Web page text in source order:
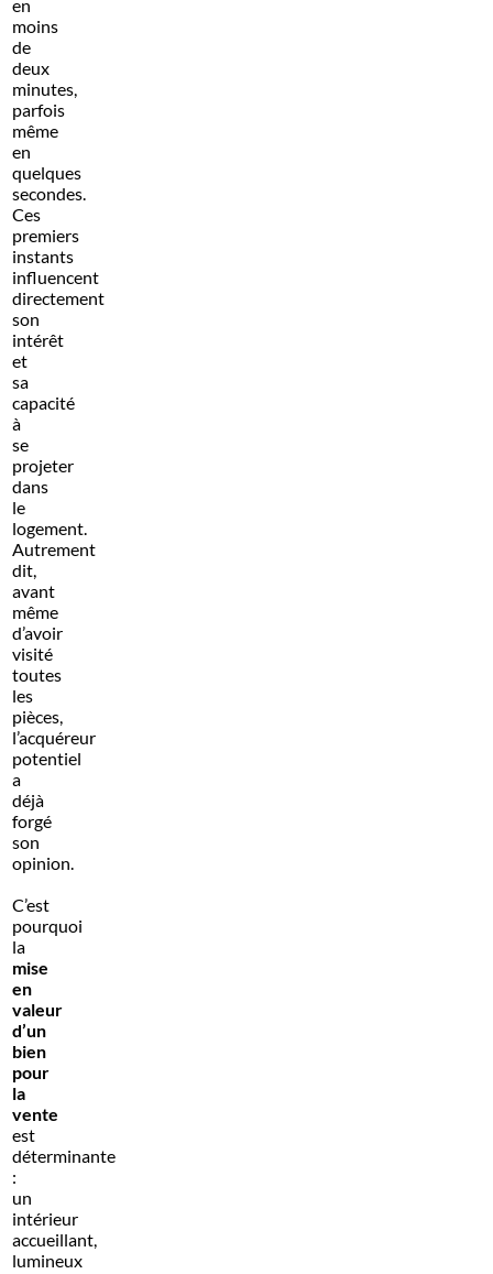
en
moins
de
deux
minutes,
parfois
même
en
quelques
secondes.
Ces
premiers
instants
influencent
directement
son
intérêt
et
sa
capacité
à
se
projeter
dans
le
logement.
Autrement
dit,
avant
même
d’avoir
visité
toutes
les
pièces,
l’acquéreur
potentiel
a
déjà
forgé
son
opinion.
C’est
pourquoi
la
mise
en
valeur
d’un
bien
pour
la
vente
est
déterminante
:
un
intérieur
accueillant,
lumineux